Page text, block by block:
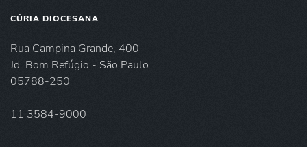
CÚRIA DIOCESANA
Rua Campina Grande, 400
Jd. Bom Refúgio - São Paulo
05788-250
11 3584-9000